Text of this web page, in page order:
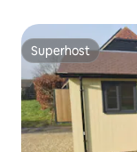
Superhost
Superhost